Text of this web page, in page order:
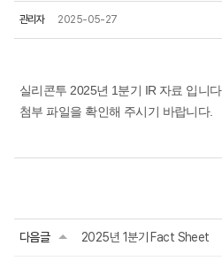
관리자 2025-05-27
실리콘투 2025년 1분기 IR 자료 입니다.
첨부 파일을 확인해 주시기 바랍니다.
다음글 2025년 1분기 Fact Sheet